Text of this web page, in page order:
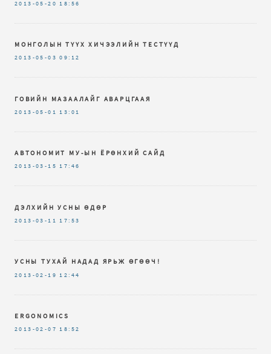
2013-05-20 18:56
МОНГОЛЫН ТҮҮХ ХИЧЭЭЛИЙН ТЕСТҮҮД
2013-05-03 09:12
ГОВИЙН МАЗААЛАЙГ АВАРЦГААЯ
2013-05-01 13:01
АВТОНОМИТ МУ-ЫН ЁРӨНХИЙ САЙД
2013-03-15 17:46
ДЭЛХИЙН УСНЫ ӨДӨР
2013-03-11 17:53
УСНЫ ТУХАЙ НАДАД ЯРЬЖ ӨГӨӨЧ!
2013-02-19 12:44
ERGONOMICS
2013-02-07 18:52